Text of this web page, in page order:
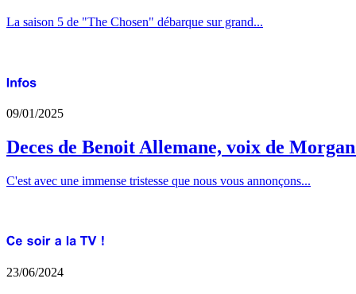
La saison 5 de "The Chosen" débarque sur grand...
09/01/2025
Deces de Benoit Allemane, voix de
C'est avec une immense tristesse que nous vous annonçons...
23/06/2024